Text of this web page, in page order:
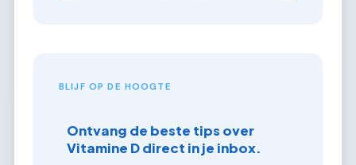
BLIJF OP DE HOOGTE
Ontvang de beste tips over
Vitamine D direct in je inbox.